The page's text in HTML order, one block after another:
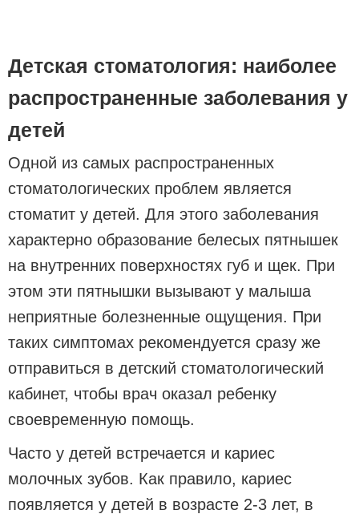
Детская стоматология: наиболее
распространенные заболевания у
детей
Одной из самых распространенных
стоматологических проблем является
стоматит у детей. Для этого заболевания
характерно образование белесых пятнышек
на внутренних поверхностях губ и щек. При
этом эти пятнышки вызывают у малыша
неприятные болезненные ощущения. При
таких симптомах рекомендуется сразу же
отправиться в детский стоматологический
кабинет, чтобы врач оказал ребенку
своевременную помощь.
Часто у детей встречается и кариес
молочных зубов. Как правило, кариес
появляется у детей в возрасте 2-3 лет, в